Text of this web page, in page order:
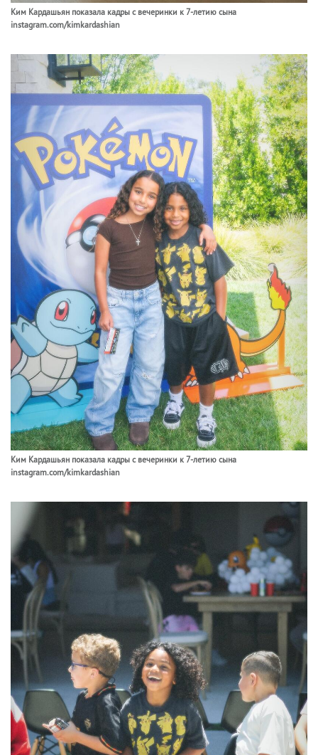
Ким Кардашьян показала кадры с вечеринки к 7-летию сына
instagram.com/kimkardashian
Ким Кардашьян показала кадры с вечеринки к 7-летию сына
instagram.com/kimkardashian